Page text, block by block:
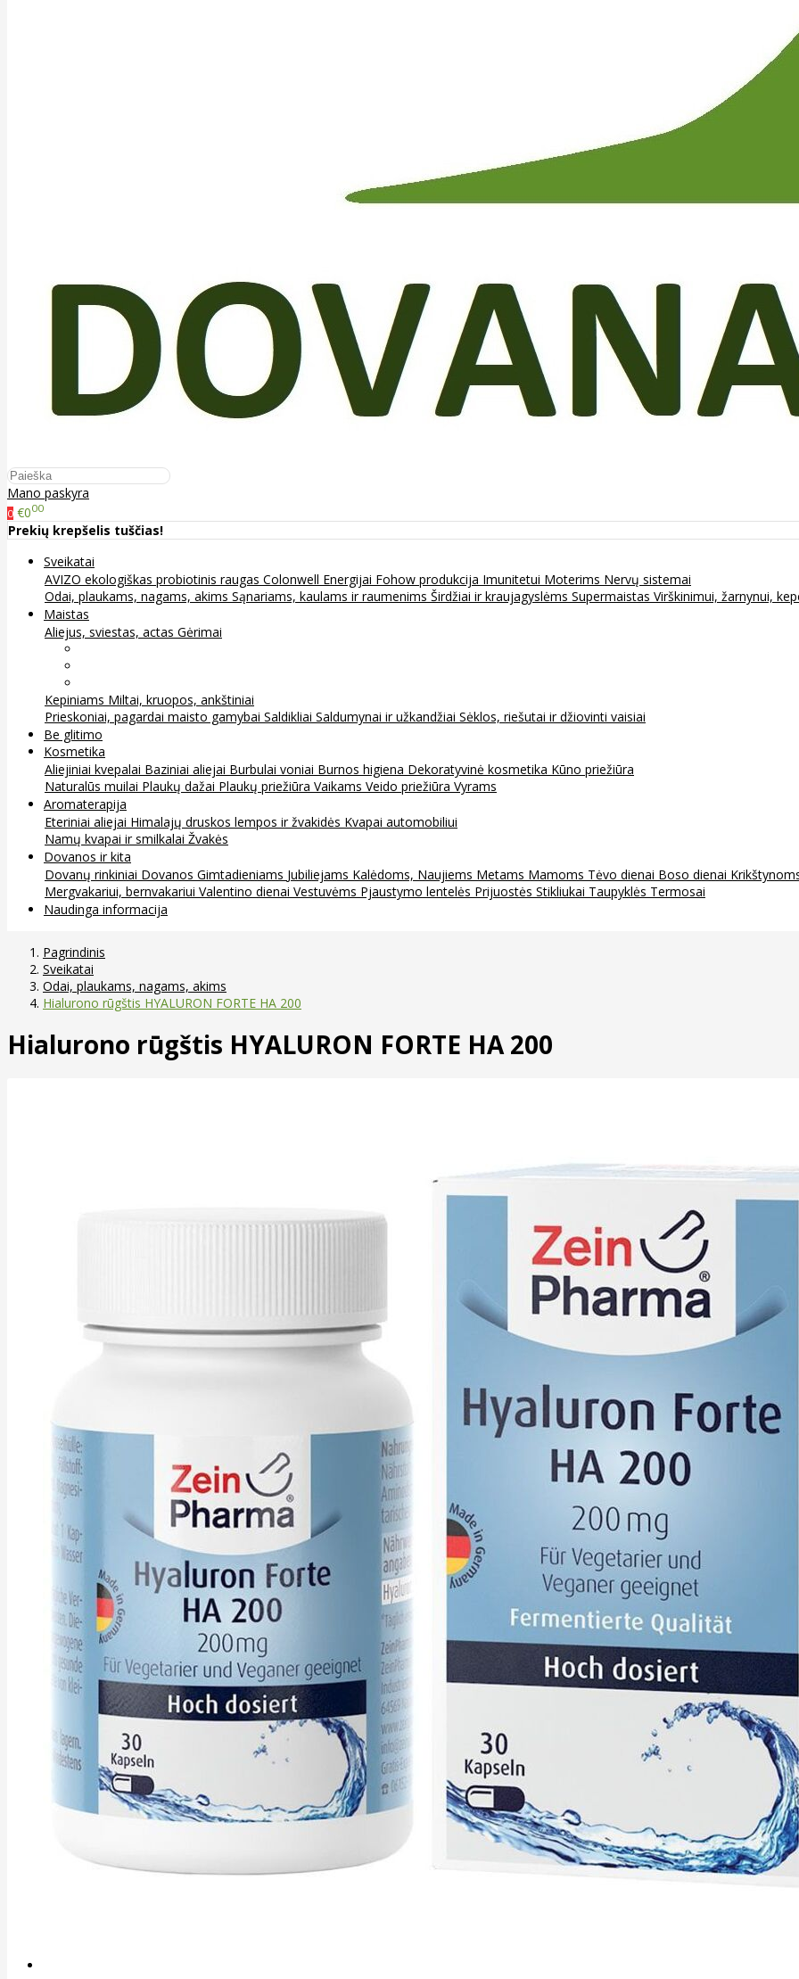
Mano paskyra
0 €000
Prekių krepšelis tuščias!
Sveikatai
AVIZO ekologiškas probiotinis raugas Colonwell Energijai Fohow produkcija Imunitetui Moterims Nervų sistemai
Odai, plaukams, nagams, akims Sąnariams, kaulams ir raumenims Širdžiai ir kraujagyslėms Supermaistas Virškinimui, žarnynui,
Maistas
Aliejus, sviestas, actas Gėrimai
Kepiniams Miltai, kruopos, ankštiniai
Prieskoniai, pagardai maisto gamybai Saldikliai Saldumynai ir užkandžiai Sėklos, riešutai ir džiovinti vaisiai
Be glitimo
Kosmetika
Aliejiniai kvepalai Baziniai aliejai Burbulai voniai Burnos higiena Dekoratyvinė kosmetika Kūno priežiūra
Naturalūs muilai Plaukų dažai Plaukų priežiūra Vaikams Veido priežiūra Vyrams
Aromaterapija
Eteriniai aliejai Himalajų druskos lempos ir žvakidės Kvapai automobiliui
Namų kvapai ir smilkalai Žvakės
Dovanos ir kita
Dovanų rinkiniai Dovanos Gimtadieniams Jubiliejams Kalėdoms, Naujiems Metams Mamoms Tėvo dienai Boso dienai
Mergvakariui, bernvakariui Valentino dienai Vestuvėms Pjaustymo lentelės Prijuostės Stikliukai Taupyklės Termosai
Naudinga informacija
Pagrindinis
Sveikatai
Odai, plaukams, nagams, akims
Hialurono rūgštis HYALURON FORTE HA 200
Hialurono rūgštis HYALURON FORTE HA 200